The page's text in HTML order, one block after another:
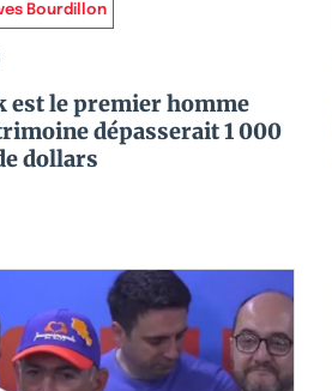
Bourdillon
est le premier homme
dépasserait 1 000
dollars